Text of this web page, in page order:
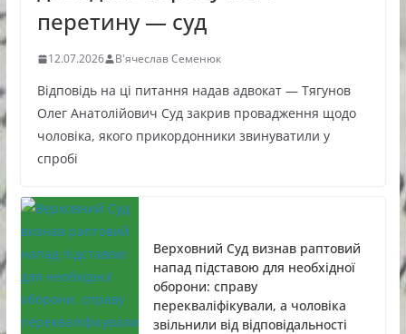
перетину — суд
12.07.2026 В'ячеслав Семенюк
Відповідь на ці питання надав адвокат — Тягунов
Олег Анатолійович Суд закрив провадження щодо
чоловіка, якого прикордонники звинуватили у
спробі
Верховний Суд визнав раптовий
напад підставою для необхідної
оборони: справу
перекваліфікували, а чоловіка
звільнили від відповідальності